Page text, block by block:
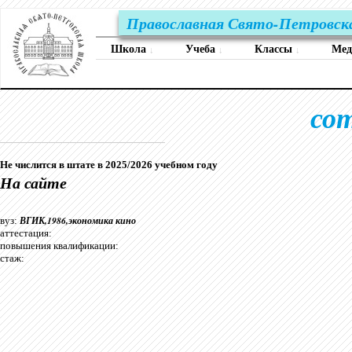
Православная Свято-
Школа ↓ Учеба ↓ Классы ↓
Не числится в штате в 2025/2026 учебном году
На сайте
вуз:ВГИК,1986,экономика кино
аттестация:
повышения квалификации:
стаж: